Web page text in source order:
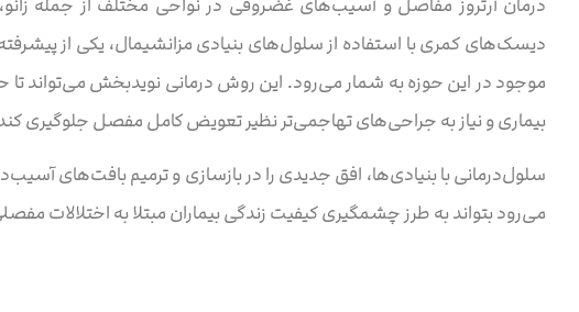
دیسک‌های کمری با استفاده از سلول‌های بنیادی مزانشیمال، یکی از
موجود در این حوزه به شمار می‌رود. این روش درمانی نوید‌بخش می‌تواند تا
بیماری و نیاز به جراحی‌های تهاجمی‌تر نظیر تعویض کامل مفصل جلوگیری
سلول‌درمانی با بنیادی‌ها، افق جدیدی را در بازسازی و ترمیم بافت‌های
می‌رود بتواند به طرز چشمگیری کیفیت زندگی بیماران مبتلا به اختلالات